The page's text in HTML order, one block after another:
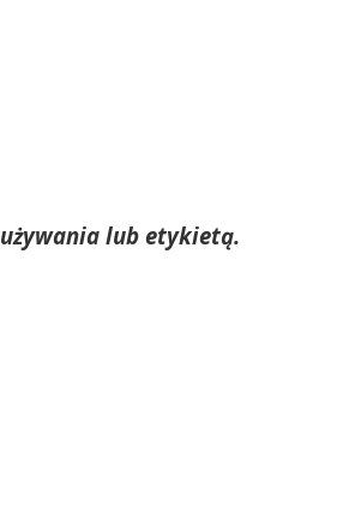
lub etykietą.